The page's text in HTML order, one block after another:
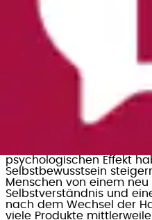
aufregenden Blau- und
persönlichem Geschmack.
Vielfalt in der Welt der
Modewelt und im Alltag.
Farbe kann ein Look
eigenen Vorlieben
auch Technologien, die
sichere Anwendung
Applikatoren und
Färben zu Hause ebenso
psychologischen Effekt
Selbstbewusstsein
Menschen von einem
Selbstverständnis und
nach dem Wechsel der
viele Produkte